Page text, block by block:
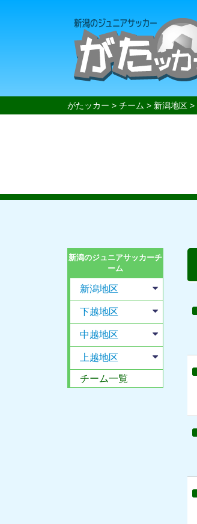
がたッカー > チーム > 新潟地区 >
新潟のジュニアサッカーチ
ーム
新潟地区
下越地区
中越地区
上越地区
チーム一覧